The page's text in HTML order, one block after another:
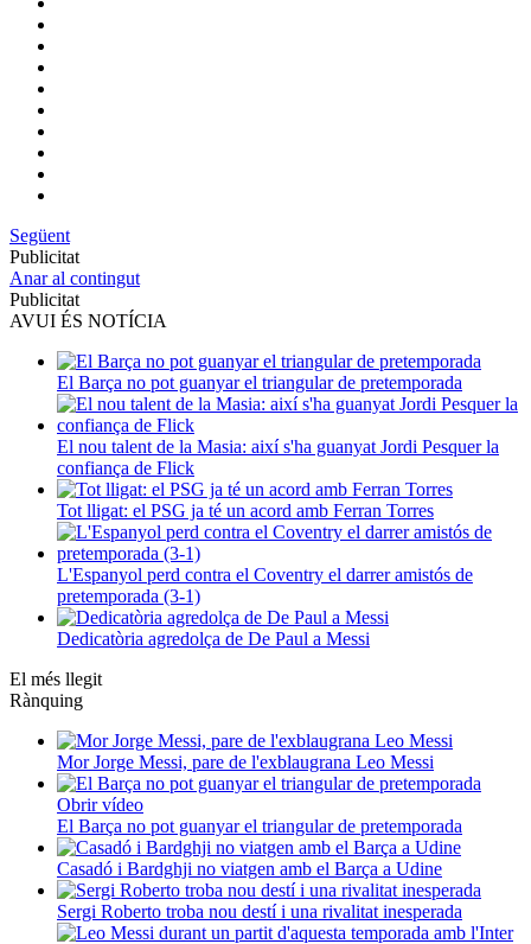
Següent
Publicitat
Anar al contingut
Publicitat
AVUI ÉS NOTÍCIA
El Barça no pot guanyar el triangular de pretemporada
El nou talent de la Masia: així s'ha guanyat Jordi Pesquer la
confiança de Flick
Tot lligat: el PSG ja té un acord amb Ferran Torres
L'Espanyol perd contra el Coventry el darrer amistós de
pretemporada (3-1)
Dedicatòria agredolça de De Paul a Messi
El més llegit
Rànquing
Mor Jorge Messi, pare de l'exblaugrana Leo Messi
Obrir vídeo
El Barça no pot guanyar el triangular de pretemporada
Casadó i Bardghji no viatgen amb el Barça a Udine
Sergi Roberto troba nou destí i una rivalitat inesperada